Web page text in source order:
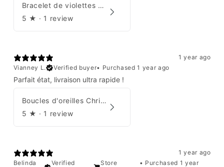
Bracelet de violettes Augustine
5 ★ · 1 review
1 year ago
Vianney L.
Verified buyer• Purchased 1 year ago
Parfait état, livraison ultra rapide !
Boucles d'oreilles Christian Dior
5 ★ · 1 review
1 year ago
Belinda
Verified
Store
• Purchased 1 year